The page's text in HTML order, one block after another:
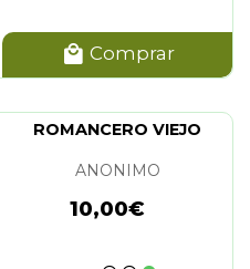
Comprar
ROMANCERO VIEJO
ANONIMO
10,00€